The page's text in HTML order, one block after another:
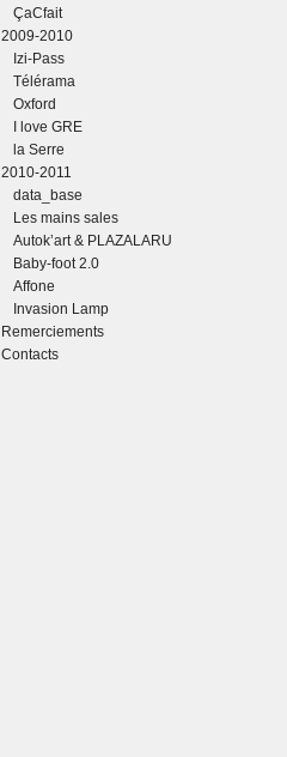
ÇaCfait
2009-2010
Izi-Pass
Télérama
Oxford
I love GRE
la Serre
2010-2011
data_base
Les mains sales
Autok’art & PLAZALARU
Baby-foot 2.0
Affone
Invasion Lamp
Remerciements
Contacts